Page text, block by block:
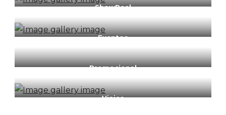
ShowReel
Eventos
Promocional
Viajes